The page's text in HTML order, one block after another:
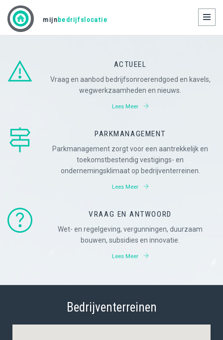
mijnbedrijfslocatie
ACTUEEL
Vraag en aanbod bedrijfsonroerendgoed en kavels,
wegwerkzaamheden en nieuws.
Lees Meer
PARKMANAGEMENT
Parkmanagement zorgt voor een aantrekkelijk en
toekomstbestendig vestigings- en
ondernemingsklimaat op bedrijventerreinen.
Lees Meer
VRAAG EN ANTWOORD
Wet- en regelgeving, vergunningen, duurzaam
bouwen, subsidies en innovatie.
Lees Meer
Bedrijventerreinen